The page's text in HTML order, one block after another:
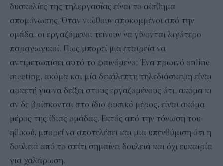
δυσκολίες της τηλεργασίας είναι το αίσθημα
απομόνωσης. Όταν νιώθουν αποκομμένοι από την
ομάδα, οι εργαζόμενοι τείνουν να γίνονται λιγότερο
παραγωγικοί. Πως μπορεί μια εταιρεία να
αντιμετωπίσει αυτό το φαινόμενο; Ένα πρωινό online
meeting, ακόμα και μία δεκάλεπτη τηλεδιάσκεψη είναι
αρκετή για να δείξει στους εργαζομένους ότι, ακόμα κι
αν δε βρίσκονται στο ίδιο φυσικό μέρος, είναι ακόμα
μέρος της ίδιας ομάδας. Εκτός από την τόνωση του
ηθικού, μπορεί να αποτελέσει και μια υπενθύμιση ότι η
δουλειά από το σπίτι σημαίνει δουλειά και όχι ευκαιρία
για χαλάρωση.